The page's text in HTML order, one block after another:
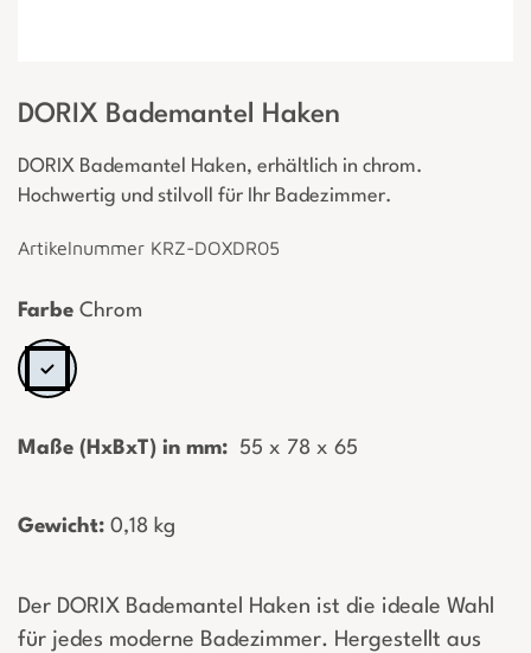
DORIX Bademantel Haken
DORIX Bademantel Haken, erhältlich in chrom.
Hochwertig und stilvoll für Ihr Badezimmer.
Artikelnummer KRZ-DOXDR05
Farbe Chrom
Maße (HxBxT) in mm: ­ 55 x 78 x 65
Gewicht: ­0,18 kg
Der DORIX Bademantel Haken ist die ideale Wahl
für jedes moderne Badezimmer. Hergestellt aus